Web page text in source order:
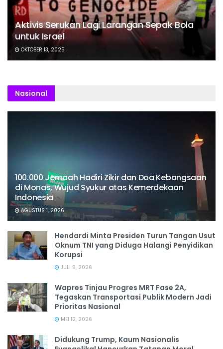
Aktivis Serukan Lagi Larangan Sepak Bola
untuk Israel
OKTOBER 13, 2025
Nasional
100.000 Jemaah Hadiri Zikir dan Doa Kebangsaan
di Monas, Wujud Syukur atas Kemerdekaan
Indonesia
AGUSTUS 1, 2026
Hendardi Minta Presiden Turun Tangan Usut
Oknum TNI yang Diduga Halangi Penyidikan
Korupsi
JULI 9, 2026
Wapres Tinjau Progres MRT Fase 2A,
Tegaskan Transportasi Publik Modern Jadi
Prioritas Nasional
MEI 12, 2026
Didukung Trump, Kaum Nasionalis